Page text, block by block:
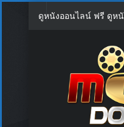
ดูหนังออนไลน์ ฟรี ดูห